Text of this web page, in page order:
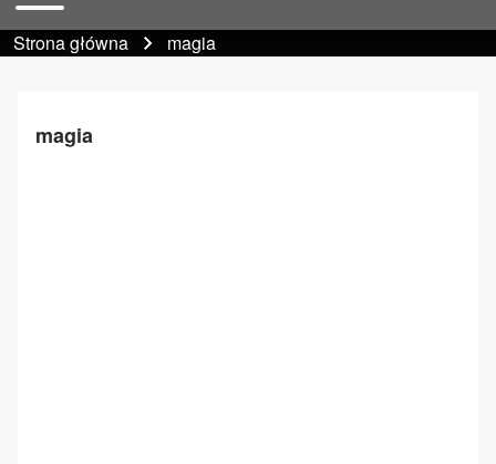
Close Search Block
Ścieżka nawigacyjna
Strona główna magia
magia